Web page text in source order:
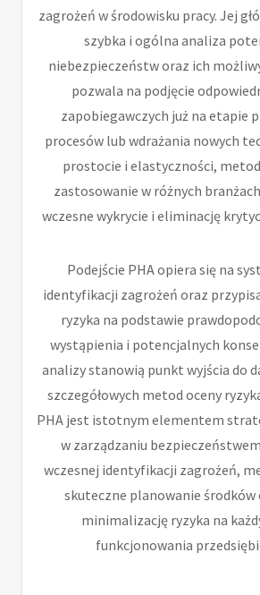
zagrożeń w środowisku pracy. Jej
szybka i ogólna analiza
niebezpieczeństw oraz ich
pozwala na podjęcie
zapobiegawczych już na etapie
procesów lub wdrażania nowych
prostocie i elastyczności,
zastosowanie w różnych
wczesne wykrycie i eliminację
Podejście PHA opiera się na
identyfikacji zagrożeń oraz
ryzyka na podstawie
wystąpienia i potencjalnych
analizy stanowią punkt wyjścia do
szczegółowych metod oceny
PHA jest istotnym elementem
w zarządzaniu
wczesnej identyfikacji zagrożeń,
skuteczne planowanie środków
minimalizację ryzyka na
funkcjonowania